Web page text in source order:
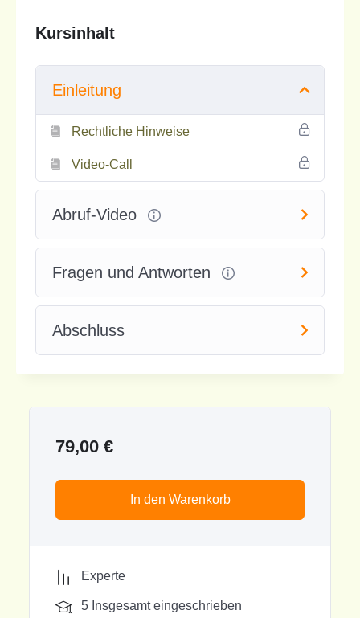
Kursinhalt
Einleitung
Rechtliche Hinweise
Video-Call
Abruf-Video
Fragen und Antworten
Abschluss
79,00 €
In den Warenkorb
Experte
5 Insgesamt eingeschrieben